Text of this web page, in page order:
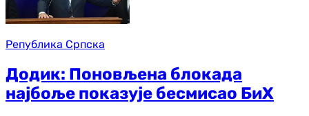
Република Српска
Додик: Поновљена блокада
најбоље показује бесмисао БиХ